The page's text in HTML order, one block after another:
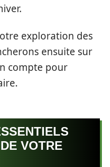
exploration des
ensuite sur
compte pour
VOTRE